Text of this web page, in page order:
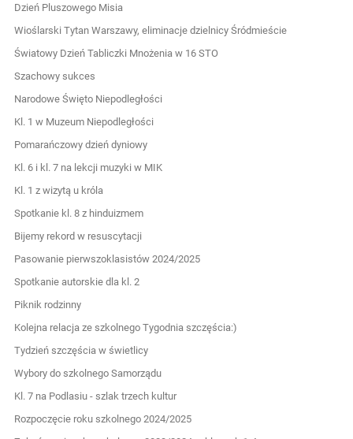
Dzień Pluszowego Misia
Wioślarski Tytan Warszawy, eliminacje dzielnicy Śródmieście
Światowy Dzień Tabliczki Mnożenia w 16 STO
Szachowy sukces
Narodowe Święto Niepodległości
Kl. 1 w Muzeum Niepodległości
Pomarańczowy dzień dyniowy
Kl. 6 i kl. 7 na lekcji muzyki w MIK
Kl. 1 z wizytą u króla
Spotkanie kl. 8 z hinduizmem
Bijemy rekord w resuscytacji
Pasowanie pierwszoklasistów 2024/2025
Spotkanie autorskie dla kl. 2
Piknik rodzinny
Kolejna relacja ze szkolnego Tygodnia szczęścia:)
Tydzień szczęścia w świetlicy
Wybory do szkolnego Samorządu
Kl. 7 na Podlasiu - szlak trzech kultur
Rozpoczęcie roku szkolnego 2024/2025